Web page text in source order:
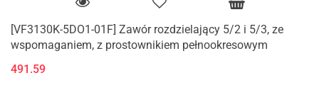
[VF3130K-5DO1-01F] Zawór rozdzielający 5/2 i 5/3, ze
wspomaganiem, z prostownikiem pełnookresowym
491.59